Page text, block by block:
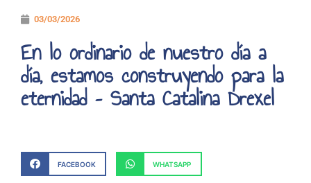
f
03/03/2026
En lo ordinario de nuestro día a
día, estamos construyendo para la
eternidad – Santa Catalina Drexel
FACEBOOK WHATSAPP